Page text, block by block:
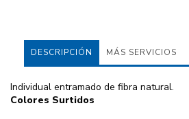
DESCRIPCIÓN MÁS SERVICIOS
Individual entramado de fibra natural.
Colores Surtidos